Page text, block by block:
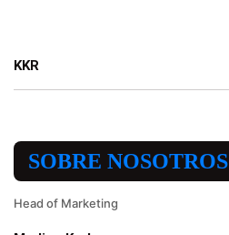
KKR
SOBRE NOSOTROS
Head of Marketing